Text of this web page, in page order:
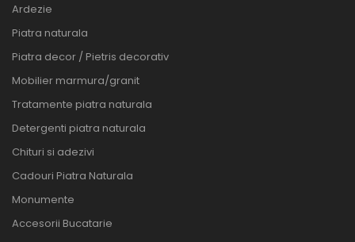
Ardezie
Piatra naturala
Piatra decor / Pietris decorativ
Mobilier marmura/granit
Tratamente piatra naturala
Detergenti piatra naturala
Chituri si adezivi
Cadouri Piatra Naturala
Monumente
Accesorii Bucatarie